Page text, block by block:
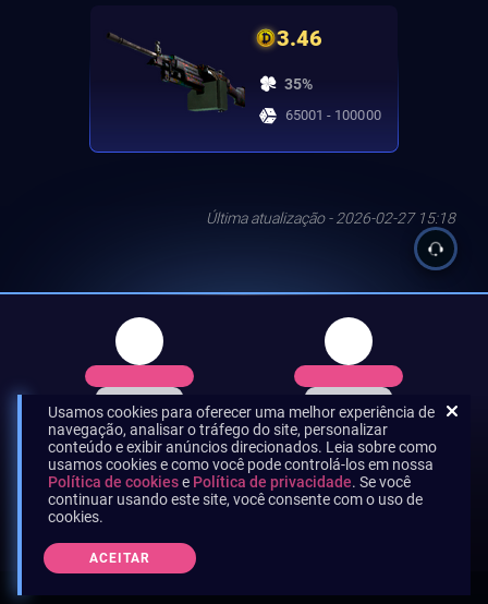
3.46
35%
65001 - 100000
Última atualização - 2026-02-27 15:18
Usamos cookies para oferecer uma melhor experiência de
navegação, analisar o tráfego do site, personalizar
conteúdo e exibir anúncios direcionados. Leia sobre como
usamos cookies e como você pode controlá-los em nossa
Política de cookiese Política de privacidade. Se você
continuar usando este site, você consente com o uso de
cookies.
ACEITAR